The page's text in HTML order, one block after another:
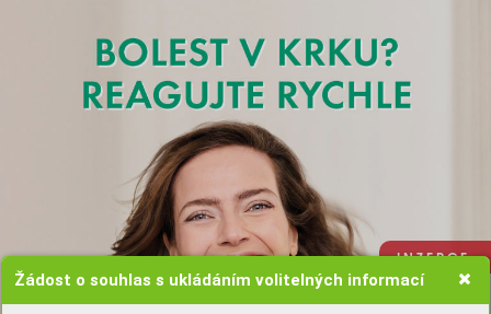
Žádost o souhlas s ukládáním volitelných informací
I N Z E R C E